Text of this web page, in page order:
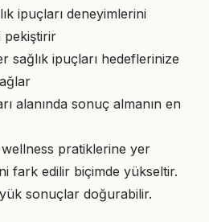
ipuçları deneyimlerini
pekiştirir
sağlık ipuçları hedeflerinize
alanında sonuç almanın en
pratiklerine yer
fark edilir biçimde yükseltir.
sonuçlar doğurabilir.